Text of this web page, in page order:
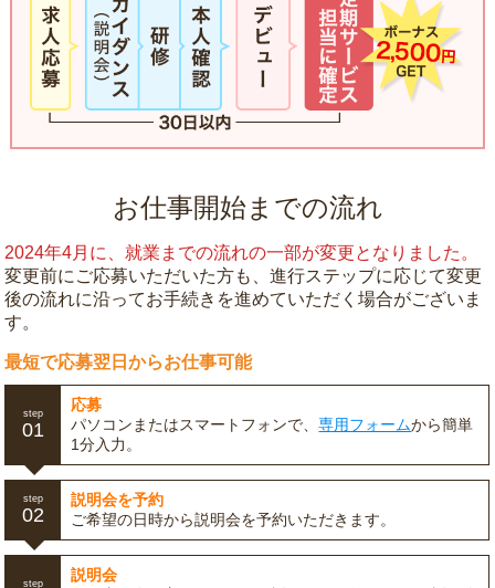
お仕事開始までの流れ
2024年4月に、就業までの流れの一部が変更となりました。
変更前にご応募いただいた方も、進行ステップに応じて変更
後の流れに沿ってお手続きを進めていただく場合がございま
す。
最短で応募翌日からお仕事可能
step
01
応募
パソコンまたはスマートフォンで、専用フォームから簡単
1分入力。
step
02
説明会を予約
ご希望の日時から説明会を予約いただきます。
step
説明会